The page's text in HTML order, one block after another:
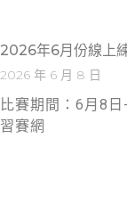
2026年6月份線上
2026 年 6 月 8 日
比賽期間：6月8
習賽網